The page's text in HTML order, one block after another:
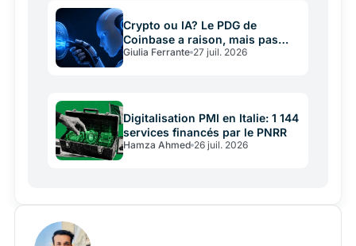
Crypto ou IA? Le PDG de
Coinbase a raison, mais pas
sans intérêt
Giulia Ferrante 27 juil. 2026
Digitalisation PMI en Italie: 1 144
services financés par le PNRR
Hamza Ahmed 26 juil. 2026